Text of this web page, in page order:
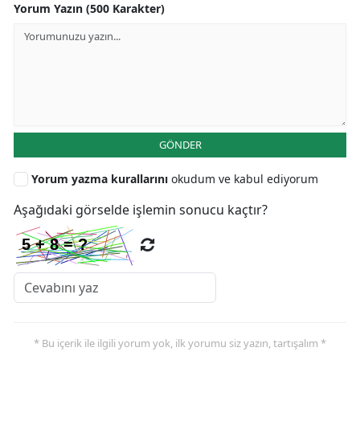
Yorum Yazın (500 Karakter)
GÖNDER
Yorum yazma kurallarını okudum ve kabul ediyorum
Aşağıdaki görselde işlemin sonucu kaçtır?
* Bu içerik ile ilgili yorum yok, ilk yorumu siz yazın, tartışalım *